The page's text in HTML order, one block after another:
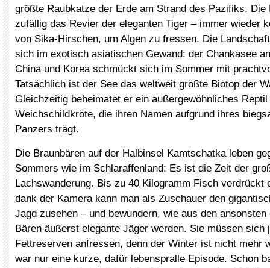
größte Raubkatze der Erde am Strand des Pazifiks.
zufällig das Revier der eleganten Tiger – immer wieder
von Sika-Hirschen, um Algen zu fressen. Die
sich im exotisch asiatischen Gewand: der Chankasee
China und Korea schmückt sich im Sommer mit
Tatsächlich ist der See das weltweit größte Biotop der
Gleichzeitig beheimatet er ein außergewöhnliches Reptil
Weichschildkröte, die ihren Namen aufgrund ihres
Panzers trägt.
Die Braunbären auf der Halbinsel Kamtschatka leben
Sommers wie im Schlaraffenland: Es ist die Zeit der
Lachswanderung. Bis zu 40 Kilogramm Fisch verdrückt
dank der Kamera kann man als Zuschauer den
Jagd zusehen – und bewundern, wie aus den
Bären äußerst elegante Jäger werden. Sie müssen sich
Fettreserven anfressen, denn der Winter ist nicht mehr
war nur eine kurze, dafür lebenspralle Episode. Schon